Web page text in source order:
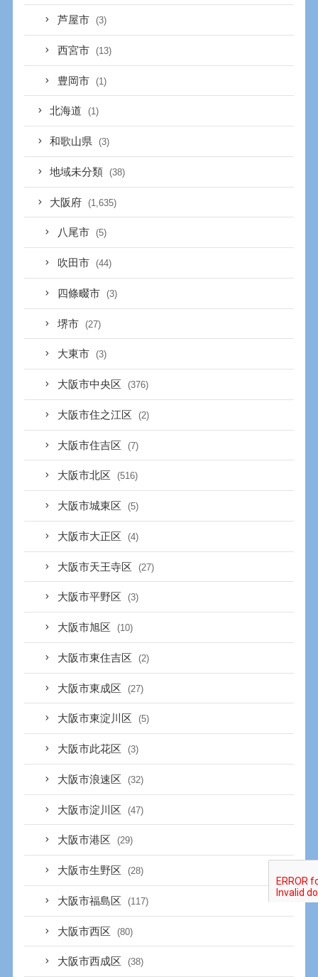
芦屋市 (3)
西宮市 (13)
豊岡市 (1)
北海道 (1)
和歌山県 (3)
地域未分類 (38)
大阪府 (1,635)
八尾市 (5)
吹田市 (44)
四條畷市 (3)
堺市 (27)
大東市 (3)
大阪市中央区 (376)
大阪市住之江区 (2)
大阪市住吉区 (7)
大阪市北区 (516)
大阪市城東区 (5)
大阪市大正区 (4)
大阪市天王寺区 (27)
大阪市平野区 (3)
大阪市旭区 (10)
大阪市東住吉区 (2)
大阪市東成区 (27)
大阪市東淀川区 (5)
大阪市此花区 (3)
大阪市浪速区 (32)
大阪市淀川区 (47)
大阪市港区 (29)
大阪市生野区 (28)
大阪市福島区 (117)
大阪市西区 (80)
大阪市西成区 (38)